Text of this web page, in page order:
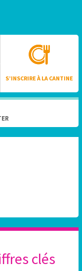
S’INSCRIRE À LA CANTINE
clés